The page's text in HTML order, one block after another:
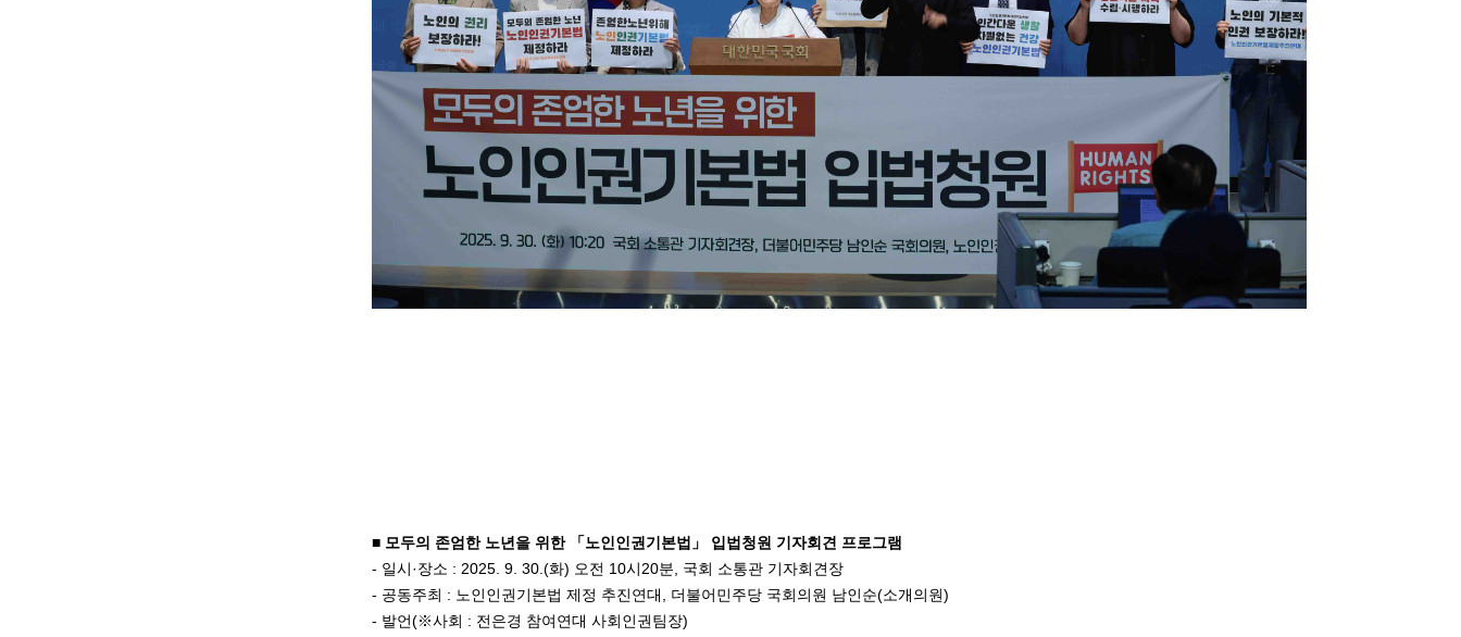
■ 모두의 존엄한 노년을 위한 「노인인권기본법」 입법청원 기자회견 프로그램
- 일시·장소 : 2025. 9. 30.(화) 오전 10시20분, 국회 소통관 기자회견장
- 공동주최 : 노인인권기본법 제정 추진연대, 더불어민주당 국회의원 남인순(소개의원)
- 발언(※사회 : 전은경 참여연대 사회인권팀장)